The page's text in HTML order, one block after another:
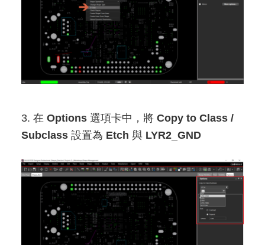
3. 在 Options選項卡中，將 Copy to Class /
Subclass設置為 Etch 與 LYR2_GND